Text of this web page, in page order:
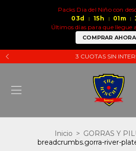
Packs Dia del Niño con
03d : 15 h : 01 m :
Últimos días para que llegue
COMPRAR AHORA
3 CUOTAS SIN
Inicio > GORRAS Y
breadcrumbs.gorra-river-